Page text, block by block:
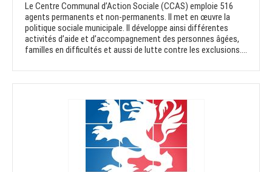
Le Centre Communal d’Action Sociale (CCAS) emploie 516
agents permanents et non-permanents. Il met en œuvre la
politique sociale municipale. Il développe ainsi différentes
activités d’aide et d’accompagnement des personnes âgées,
familles en difficultés et aussi de lutte contre les exclusions....